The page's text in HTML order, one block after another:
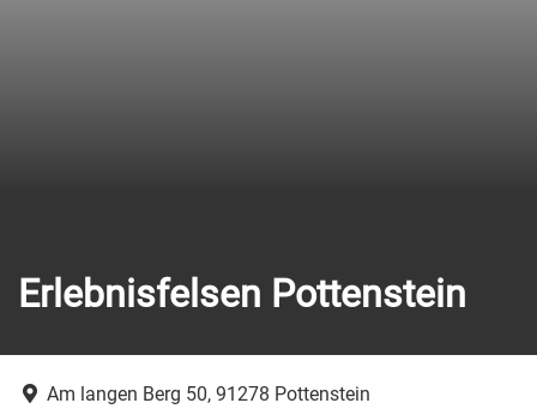
Erlebnisfelsen Pottenstein
Am langen Berg 50, 91278 Pottenstein